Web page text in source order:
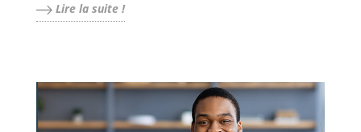
Lire la suite !